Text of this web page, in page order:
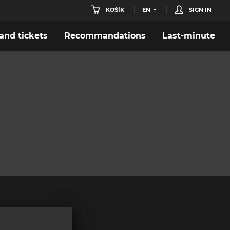
KOŠÍK EN SIGN IN
tickets Recommandations Last-minute